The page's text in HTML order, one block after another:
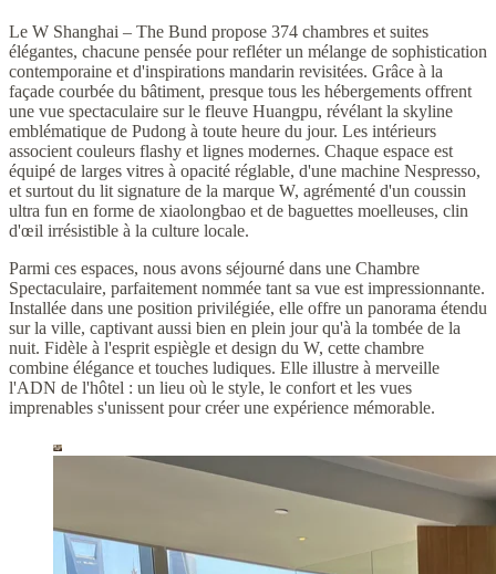
Le W Shanghai – The Bund propose 374 chambres et suites
élégantes, chacune pensée pour refléter un mélange de sophistication
contemporaine et d'inspirations mandarin revisitées. Grâce à la
façade courbée du bâtiment, presque tous les hébergements offrent
une vue spectaculaire sur le fleuve Huangpu, révélant la skyline
emblématique de Pudong à toute heure du jour. Les intérieurs
associent couleurs flashy et lignes modernes. Chaque espace est
équipé de larges vitres à opacité réglable, d'une machine Nespresso,
et surtout du lit signature de la marque W, agrémenté d'un coussin
ultra fun en forme de xiaolongbao et de baguettes moelleuses, clin
d'œil irrésistible à la culture locale.
Parmi ces espaces, nous avons séjourné dans une Chambre
Spectaculaire, parfaitement nommée tant sa vue est impressionnante.
Installée dans une position privilégiée, elle offre un panorama étendu
sur la ville, captivant aussi bien en plein jour qu'à la tombée de la
nuit. Fidèle à l'esprit espiègle et design du W, cette chambre
combine élégance et touches ludiques. Elle illustre à merveille
l'ADN de l'hôtel : un lieu où le style, le confort et les vues
imprenables s'unissent pour créer une expérience mémorable.